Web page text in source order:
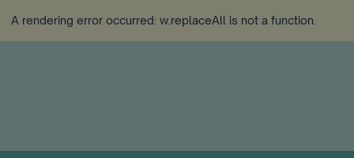
A rendering error occurred: w.replaceAll is not a function